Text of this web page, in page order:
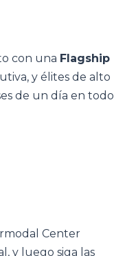
con una Flagship
y élites de alto
de un día en todo
Center
y luego siga las